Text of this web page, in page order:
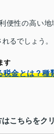
便性の高い地
るでしょう。
す
税金とは？種
こちらをク